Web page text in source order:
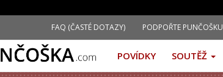
FAQ (ČASTÉ DOTAZY) PODPOŘTE PUNČOŠKU
POVÍDKY SOUTĚŽ